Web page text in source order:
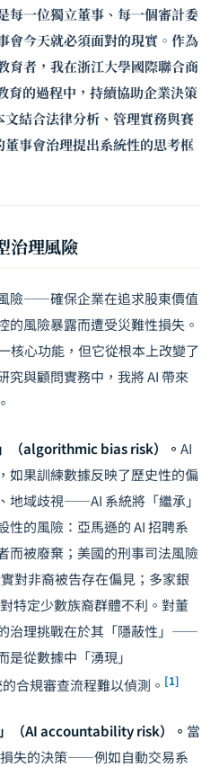
每一位獨立董事 、每一個審計委
會今天就必須面對的現實。作為
育者，我在浙江大學國際聯合商
育的過程中，持續協助企業決策
結合法律分析、管理實務與賽
事會治理提出系統性的思考框
治理風險
險——確保企業在追求股東價值
的風險暴露而遭受災難性損失。
核心功能，但它從根本上改變了
究與顧問實務中，我將 AI 帶來
（algorithmic bias risk）。 AI
如果訓練數據反映了歷史性的偏
域歧視——AI 系統將「繼承」
性的風險：亞馬遜的 AI 招聘系
而被廢棄；美國的刑事司法風險
對非裔被告存在偏見；多家銀
特定少數族裔群體不利。對董
治理挑戰在於其「隱蔽性」——
從數據中「湧現」
合規審查流程難以偵測。 [1]
（AI accountability risk）。 當
失的決策——例如自動交易系